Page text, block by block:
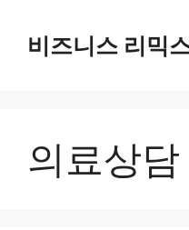
비즈니스 리믹
의료상담